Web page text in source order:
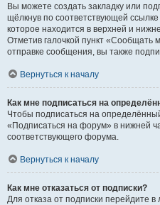
Вы можете создать закладку или
щёлкнув по соответствующей
которое находится в верхней и
Отметив галочкой пункт «Сообщать
отправке сообщения, вы также
Вернуться к началу
Как мне подписаться на
Чтобы подписаться на
«Подписаться на форум» в нижней
соответствующего форума.
Вернуться к началу
Как мне отказаться от подписки?
Для отказа от подписки перейдите